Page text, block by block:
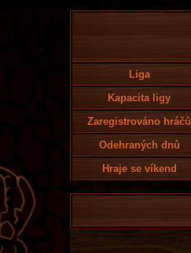
Liga
Kapacita ligy
Zaregistrováno hráčů
Odehraných dnů
Hraje se víkend